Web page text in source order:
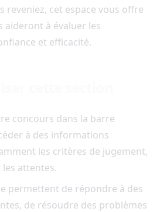
reveniez, cet espace vous offre
aideront à évaluer les
et efficacité.
concours dans la barre
à des informations
les critères de jugement,
attentes.
permettent de répondre à des
de résoudre des problèmes